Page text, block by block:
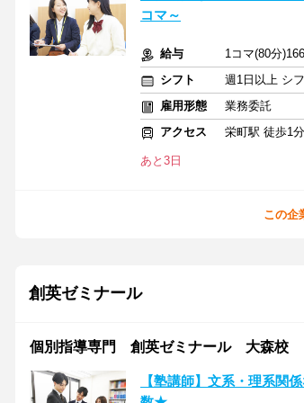
コマ～
給与
1コマ(80分
シフト
週1日以上 シ
雇用形態
業務委託
アクセス
栄町駅 徒歩1分
あと3日
この企
創英ゼミナール
個別指導専門 創英ゼミナール 大森校
【塾講師】文系・理系関